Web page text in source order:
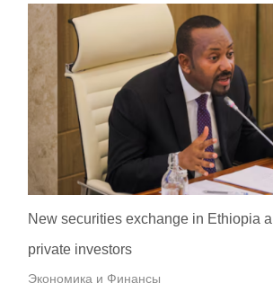
New securities exchange in Ethiopia
private investors
Экономика и Финансы